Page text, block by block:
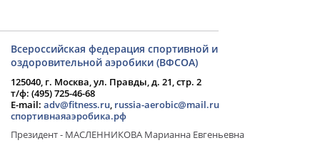
Всероссийская федерация спортивной и
оздоровительной аэробики (ВФСОА)
125040, г. Москва, ул. Правды, д. 21, стр. 2
т/ф: (495) 725-46-68
E-mail: adv@fitness.ru, russia-aerobic@mail.ru
спортивнаяаэробика.рф
Президент - МАСЛЕННИКОВА Марианна Евгеньевна